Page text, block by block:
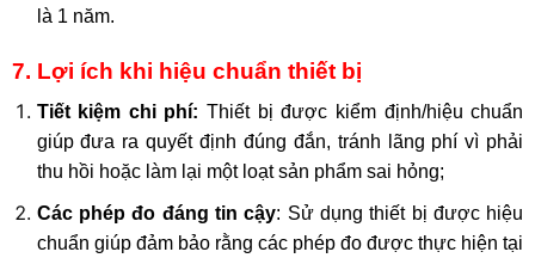
là 1 năm.
7. Lợi ích khi hiệu chuẩn thiết bị
Tiết kiệm chi phí: Thiết bị được kiểm định/hiệu chuẩn
giúp đưa ra quyết định đúng đắn, tránh lãng phí vì phải
thu hồi hoặc làm lại một loạt sản phẩm sai hỏng;
Các phép đo đáng tin cậy: Sử dụng thiết bị được hiệu
chuẩn giúp đảm bảo rằng các phép đo được thực hiện tại